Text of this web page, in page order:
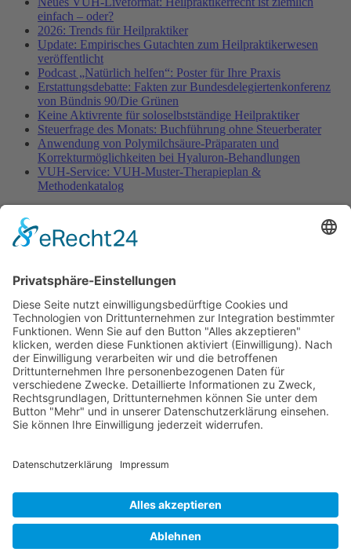
einfach – oder?
2026: Trends für Heilpraktiker
Update: Empirisches Gutachten zum Heilpraktikerwesen
veröffentlicht
Podcast „Natürlich helfen“: Poster für Ihre Praxis
Erstattungsdebatte: Fakten zur Bundesdelegiertenkonferenz
von Bündnis 90/Die Grünen
Keine Aktivrente für soloselbstständige Heilpraktiker
Steuerfrage des Monats: Buchführung ohne Steuerberater
Anwendung von Polymilchsäure-Präparaten und
Korrekturmöglichkeiten bei Hyaluron-Behandlungen
VUH-Service: VUH-Muster-Therapieplan &
Methodenkatalog
Fachinformationen
Erstattungsfähige rezeptfreie Medikamente
Studie: Reduziert das Darmbakterium Bacteroides vulgatus
Heißhunger auf Süßes?
Verband Unabhängiger Heilpraktiker e.V.
Diese E-Mail-Adresse ist vor Spambots geschützt! Zur
Anzeige muss JavaScript eingeschaltet sein!
0261-1349 8000
38100 Braunschweig
Impressum